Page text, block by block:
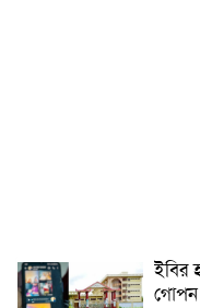
ইবির
গোপন